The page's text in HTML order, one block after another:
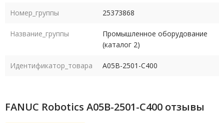
Номер_группы 25373868
Название_группы
Промышленное оборудование
(каталог 2)
Идентификатор_товара A05B-2501-C400
FANUC Robotics A05B-2501-C400 отзывы